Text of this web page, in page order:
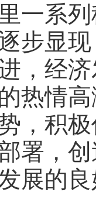
一系
步显
，经
热情
，积
署，
展的